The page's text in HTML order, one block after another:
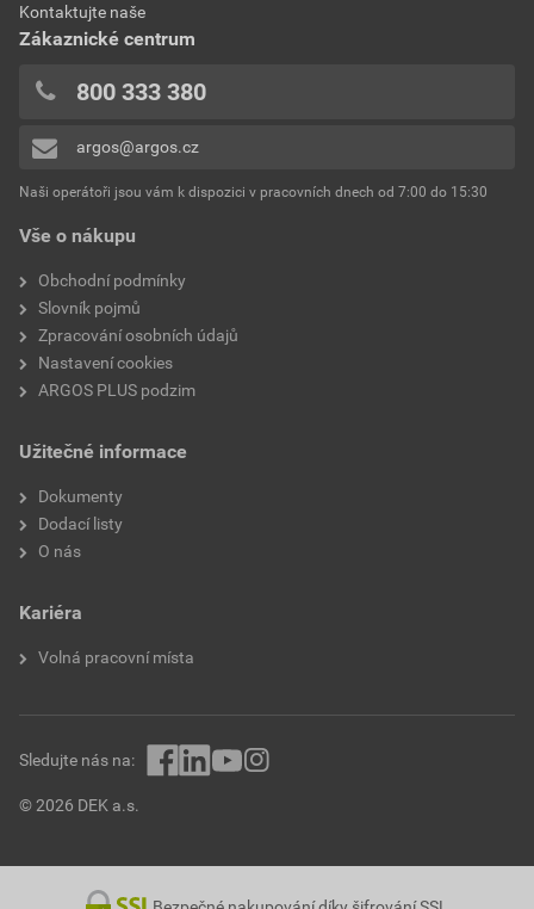
Vše o nákupu
Obchodní podmínky
Slovník pojmů
Zpracování osobních údajů
Nastavení cookies
ARGOS PLUS podzim
Užitečné informace
Dokumenty
Dodací listy
O nás
Kariéra
Volná pracovní místa
Kontaktujte naše
Zákaznické centrum
800 333 380
argos@argos.cz
Naši operátoři jsou vám k dispozici v pracovních dnech od 7:00 do 15:30
© 2026 DEK a.s.
Sledujte nás na: